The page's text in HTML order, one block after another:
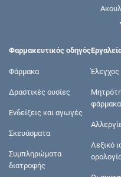
Φαρμακευτικός οδηγός
Φάρμακα
Δραστικές ουσίες
Ενδείξεις και αγωγές
Σκευάσματα
Συμπληρώματα
διατροφής
φάρμακα
Λεξικό